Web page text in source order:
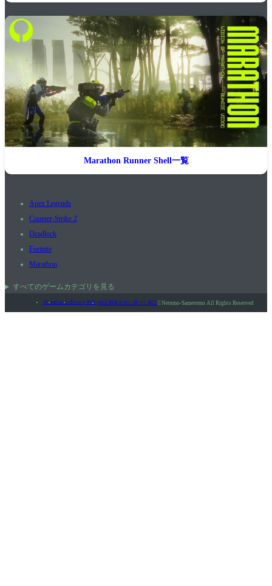
Marathon Runner Shell一覧
Apex Legends
Counter-Strike 2
Deadlock
Fortnite
Marathon
すべてのゲームカテゴリを見る
AboutContactPrivacy Policy特定商取引法に基づく表記 Netemo-Sametemo All Rights Reserved